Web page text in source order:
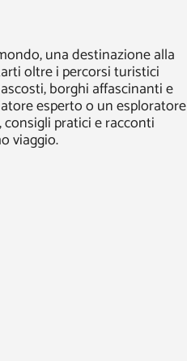
una destinazione alla
oltre i percorsi turistici
borghi affascinanti e
esperto o un esploratore
pratici e racconti
viaggio.